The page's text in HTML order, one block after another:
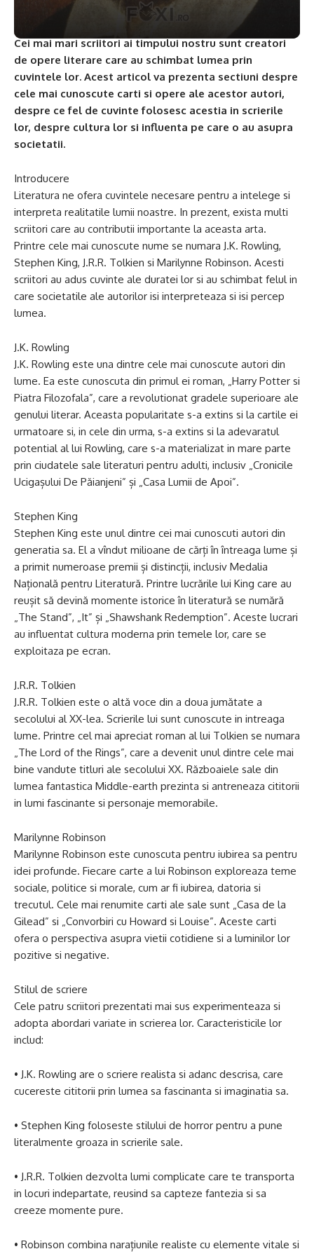
Cei mai mari scriitori ai timpului nostru sunt creatori
de opere literare care au schimbat lumea prin
cuvintele lor. Acest articol va prezenta sectiuni despre
cele mai cunoscute carti si opere ale acestor autori,
despre ce fel de cuvinte folosesc acestia in scrierile
lor, despre cultura lor si influenta pe care o au asupra
societatii.
Introducere
Literatura ne ofera cuvintele necesare pentru a intelege si
interpreta realitatile lumii noastre. In prezent, exista multi
scriitori care au contributii importante la aceasta arta.
Printre cele mai cunoscute nume se numara J.K. Rowling,
Stephen King, J.R.R. Tolkien si Marilynne Robinson. Acesti
scriitori au adus cuvinte ale duratei lor si au schimbat felul in
care societatile ale autorilor isi interpreteaza si isi percep
lumea.
J.K. Rowling
J.K. Rowling este una dintre cele mai cunoscute autori din
lume. Ea este cunoscuta din primul ei roman, „Harry Potter si
Piatra Filozofala”, care a revolutionat gradele superioare ale
genului literar. Aceasta popularitate s-a extins si la cartile ei
urmatoare si, in cele din urma, s-a extins si la adevaratul
potential al lui Rowling, care s-a materializat in mare parte
prin ciudatele sale literaturi pentru adulti, inclusiv „Cronicile
Ucigașului De Păianjeni” și „Casa Lumii de Apoi”.
Stephen King
Stephen King este unul dintre cei mai cunoscuti autori din
generatia sa. El a vîndut milioane de cărți în întreaga lume și
a primit numeroase premii și distincții, inclusiv Medalia
Națională pentru Literatură. Printre lucrările lui King care au
reușit să devină momente istorice în literatură se numără
„The Stand”, „It” și „Shawshank Redemption”. Aceste lucrari
au influentat cultura moderna prin temele lor, care se
exploitaza pe ecran.
J.R.R. Tolkien
J.R.R. Tolkien este o altă voce din a doua jumătate a
secolului al XX-lea. Scrierile lui sunt cunoscute in intreaga
lume. Printre cel mai apreciat roman al lui Tolkien se numara
„The Lord of the Rings”, care a devenit unul dintre cele mai
bine vandute titluri ale secolului XX. Războaiele sale din
lumea fantastica Middle-earth prezinta si antreneaza cititorii
in lumi fascinante si personaje memorabile.
Marilynne Robinson
Marilynne Robinson este cunoscuta pentru iubirea sa pentru
idei profunde. Fiecare carte a lui Robinson exploreaza teme
sociale, politice si morale, cum ar fi iubirea, datoria si
trecutul. Cele mai renumite carti ale sale sunt „Casa de la
Gilead” si „Convorbiri cu Howard si Louise”. Aceste carti
ofera o perspectiva asupra vietii cotidiene si a luminilor lor
pozitive si negative.
Stilul de scriere
Cele patru scriitori prezentati mai sus experimenteaza si
adopta abordari variate in scrierea lor. Caracteristicile lor
includ:
• J.K. Rowling are o scriere realista si adanc descrisa, care
cucereste cititorii prin lumea sa fascinanta si imaginatia sa.
• Stephen King foloseste stilului de horror pentru a pune
literalmente groaza in scrierile sale.
• J.R.R. Tolkien dezvolta lumi complicate care te transporta
in locuri indepartate, reusind sa capteze fantezia si sa
creeze momente pure.
• Robinson combina narațiunile realiste cu elemente vitale si